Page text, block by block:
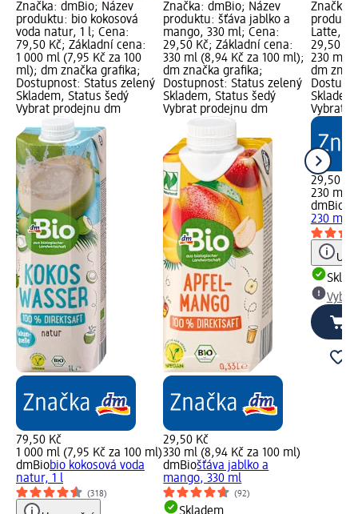
Značka: dmBio; Název
produktu: bio kokosová
voda natur, 1 l; Cena:
79,50 Kč; Základní cena:
1 000 ml (7,95 Kč za 100
ml); dm značka grafika;
Dostupnost: Status zelený
Skladem, Status šedý
Vybrat prodejnu dm
79,50 Kč
1 000 ml (7,95 Kč za 100 ml)
dmBiobio kokosová voda
natur, 1 l
(318)
Značka: dmBio; Název
produktu: šťáva jablko a
mango, 330 ml; Cena:
29,50 Kč; Základní cena:
330 ml (8,94 Kč za 100 ml);
dm značka grafika;
Dostupnost: Status zelený
Skladem, Status šedý
Vybrat prodejnu dm
29,50 Kč
330 ml (8,94 Kč za 100 ml)
dmBiošťáva jablko a
mango, 330 ml
(92)
Značka:
Latte,
29,50
230 ml
dm
Vybrat
29,50 Kč
230 ml
dmBio
230 ml